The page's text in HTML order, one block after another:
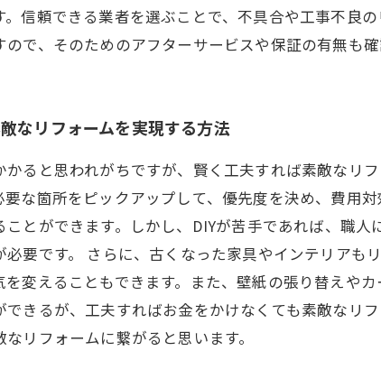
信頼できる業者を選ぶことで、不具合や工事不良
で、そのためのアフターサービスや保証の有無も確
なリフォームを実現する方法
かると思われがちですが、賢く工夫すれば素敵なリ
な箇所をピックアップして、優先度を決め、費用
ことができます。しかし、DIYが苦手であれば、職
要です。 さらに、古くなった家具やインテリア
を変えることもできます。また、壁紙の張り替えや
きるが、工夫すればお金をかけなくても素敵なリ
リフォームに繋がると思います。